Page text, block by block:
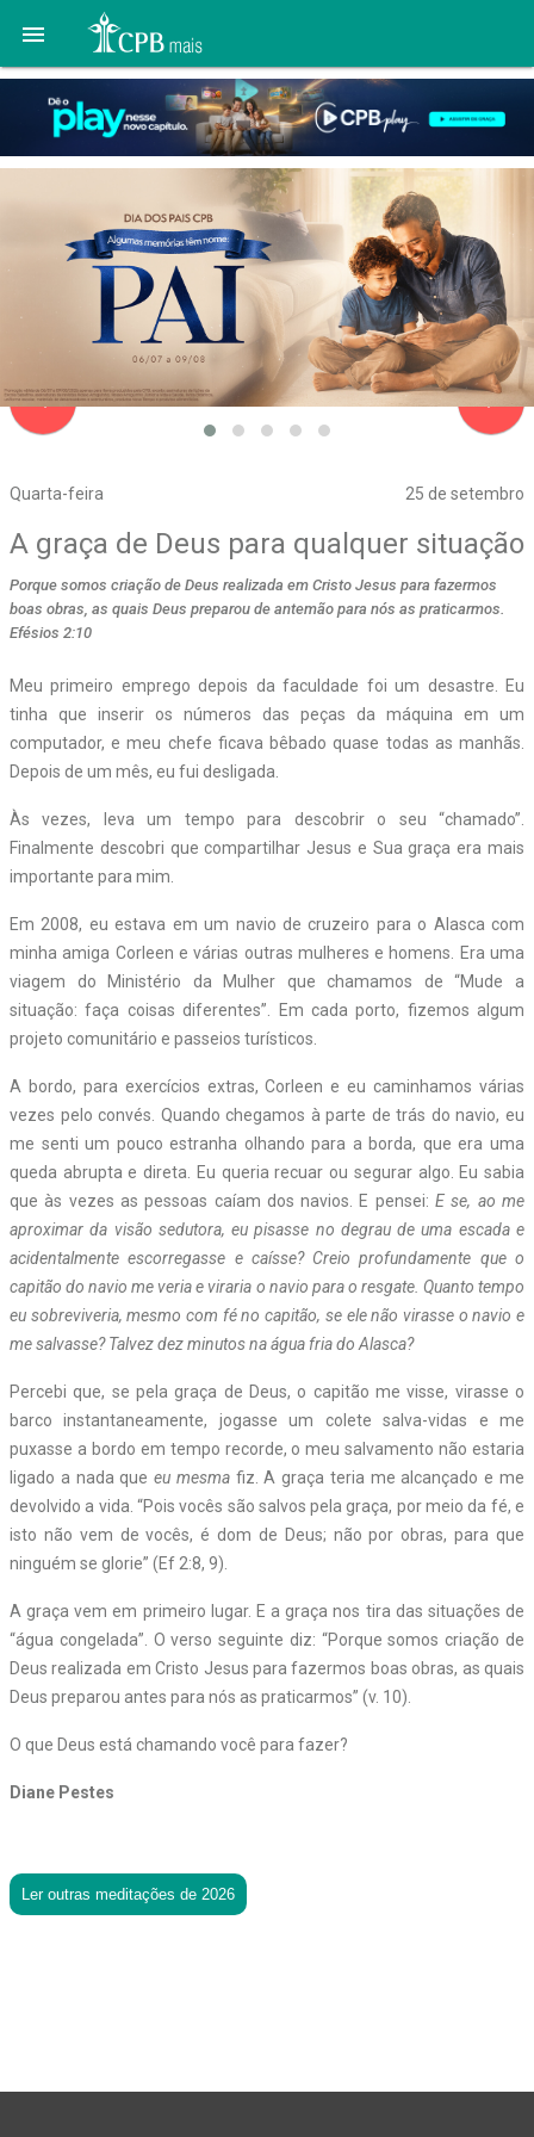

Quarta-feira 25 de setembro
navigate_before
A graça de Deus para qualquer situação
Porque somos criação de Deus realizada em Cristo Jesus para fazermos
boas obras, as quais Deus preparou de antemão para nós as praticarmos.
Efésios 2:10
Meu primeiro emprego depois da faculdade foi um desastre. Eu
tinha que inserir os números das peças da máquina em um
computador, e meu chefe ficava bêbado quase todas as manhãs.
Depois de um mês, eu fui desligada.
Às vezes, leva um tempo para descobrir o seu “chamado”.
Finalmente descobri que compartilhar Jesus e Sua graça era mais
importante para mim.
Em 2008, eu estava em um navio de cruzeiro para o Alasca com
minha amiga Corleen e várias outras mulheres e homens. Era uma
viagem do Ministério da Mulher que chamamos de “Mude a
situação: faça coisas diferentes”. Em cada porto, fizemos algum
projeto comunitário e passeios turísticos.
A bordo, para exercícios extras, Corleen e eu caminhamos várias
vezes pelo convés. Quando chegamos à parte de trás do navio, eu
me senti um pouco estranha olhando para a borda, que era uma
queda abrupta e direta. Eu queria recuar ou segurar algo. Eu sabia
que às vezes as pessoas caíam dos navios. E pensei:E se, ao me
aproximar da visão sedutora, eu pisasse no degrau de uma escada e
acidentalmente escorregasse e caísse? Creio profundamente que o
capitão do navio me veria e viraria o navio para o resgate. Quanto tempo
eu sobreviveria, mesmo com fé no capitão, se ele não virasse o navio e
me salvasse? Talvez dez minutos na água fria do Alasca?
Percebi que, se pela graça de Deus, o capitão me visse, virasse o
barco instantaneamente, jogasse um colete salva-vidas e me
puxasse a bordo em tempo recorde, o meu salvamento não estaria
ligado a nada queeu mesmafiz. A graça teria me alcançado e me
devolvido a vida. “Pois vocês são salvos pela graça, por meio da fé, e
isto não vem de vocês, é dom de Deus; não por obras, para que
ninguém se glorie” (Ef 2:8, 9).
A graça vem em primeiro lugar. E a graça nos tira das situações de
“água congelada”. O verso seguinte diz: “Porque somos criação de
Deus realizada em Cristo Jesus para fazermos boas obras, as quais
Deus preparou antes para nós as praticarmos” (v. 10).
O que Deus está chamando você para fazer?
Diane Pestes
Ler outras meditações de 2026
navigate_next